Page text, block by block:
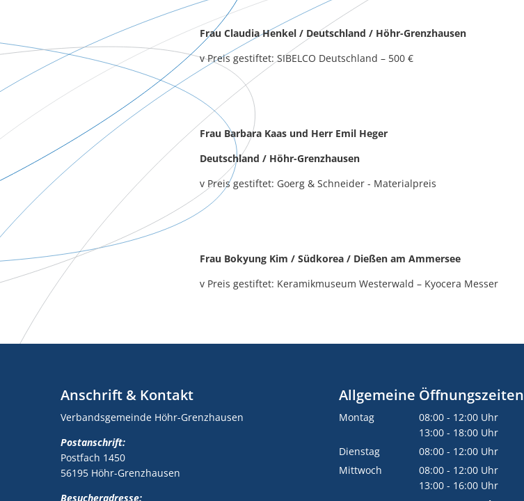
Frau Claudia Henkel / Deutschland / Höhr-Grenzhausen
v Preis gestiftet: SIBELCO Deutschland – 500 €
Frau Barbara Kaas und Herr Emil Heger
Deutschland / Höhr-Grenzhausen
v Preis gestiftet: Goerg & Schneider - Materialpreis
Frau Bokyung Kim / Südkorea / Dießen am Ammersee
v Preis gestiftet: Keramikmuseum Westerwald – Kyocera Messer
Anschrift & Kontakt
Verbandsgemeinde Höhr-Grenzhausen
Postanschrift:
Postfach 1450
56195 Höhr-Grenzhausen
Besucheradresse:
Allgemeine Öffnungszeiten
Montag 08:00 - 12:00 Uhr
Von 08:00 bis 12:00 Uhr
13:00 - 18:00 Uhr
Von 13:00 bis 18:00 Uhr
Dienstag 08:00 - 12:00 Uhr
Von 08:00 bis 12:00 Uhr
Mittwoch 08:00 - 12:00 Uhr
Von 08:00 bis 12:00 Uhr
13:00 - 16:00 Uhr